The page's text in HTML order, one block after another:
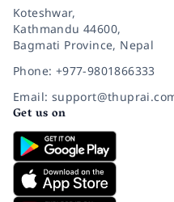
Koteshwar,
Kathmandu 44600,
Bagmati Province, Nepal
Phone: +977-9801866333
Email:
Get us on